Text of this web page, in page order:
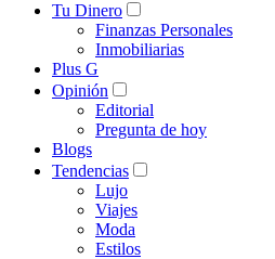
Tu Dinero
Finanzas Personales
Inmobiliarias
Plus G
Opinión
Editorial
Pregunta de hoy
Blogs
Tendencias
Lujo
Viajes
Moda
Estilos